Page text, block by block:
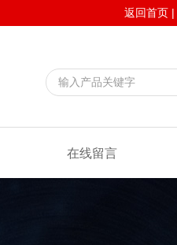
返回首页 |
在线留言